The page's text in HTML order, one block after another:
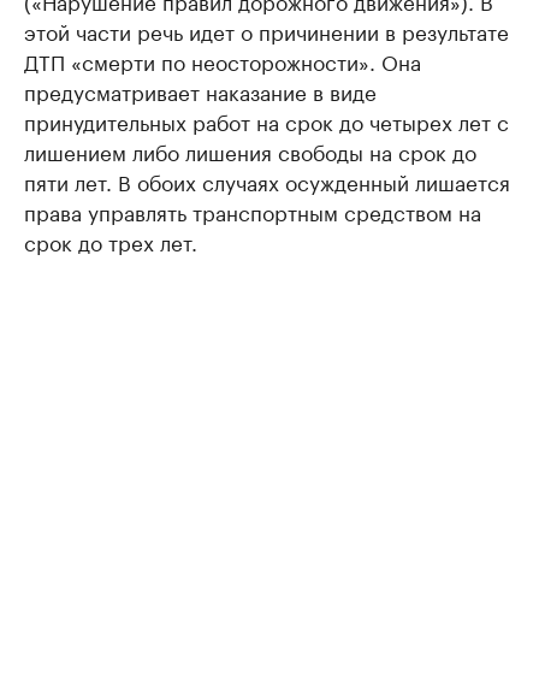
этой части речь идет о причинении в результате
ДТП «смерти по неосторожности». Она
предусматривает наказание в виде
принудительных работ на срок до четырех лет с
лишением либо лишения свободы на срок до
пяти лет. В обоих случаях осужденный лишается
права управлять транспортным средством на
срок до трех лет.